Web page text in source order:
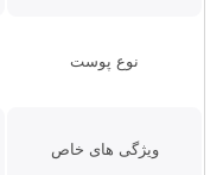
نوع پوست
ویژگی های خاص